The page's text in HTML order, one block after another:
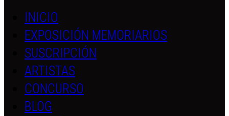
INICIO
EXPOSICIÓN MEMORIARIOS
SUSCRIPCIÓN
ARTISTAS
CONCURSO
BLOG